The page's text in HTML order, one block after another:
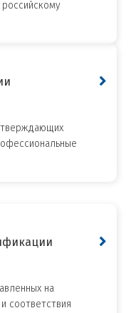
на
соответствия